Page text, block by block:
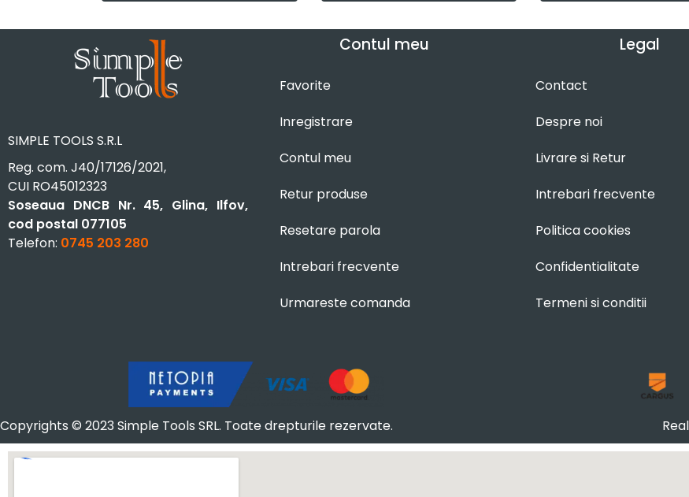
SIMPLE TOOLS S.R.L
Reg. com. J40/17126/2021,
CUI RO45012323
Soseaua DNCB Nr. 45, Glina, Ilfov,
cod postal 077105
Telefon: 0745 203 280
Contul meu
Favorite
Inregistrare
Contul meu
Retur produse
Resetare parola
Intrebari frecvente
Urmareste comanda
Legal
Contact
Despre noi
Livrare si Retur
Intrebari frecvente
Politica cookies
Confidentialitate
Termeni si conditii
Copyrights © 2023 Simple Tools SRL. Toate drepturile rezervate.